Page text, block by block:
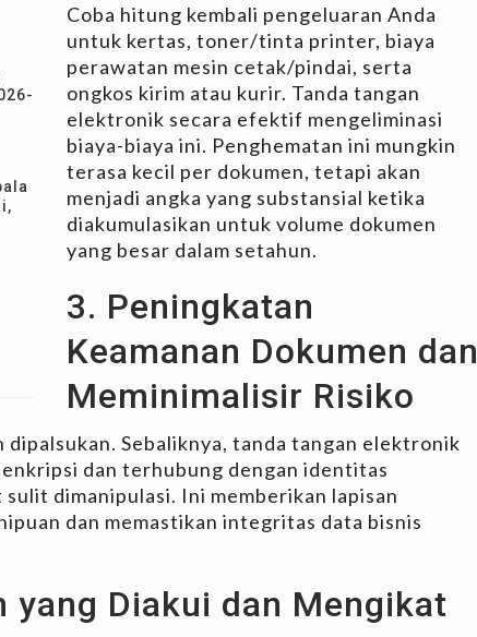
Coba hitung kembali pengeluaran Anda
untuk kertas, toner/tinta printer, biaya
perawatan mesin cetak/pindai, serta
ongkos kirim atau kurir. Tanda tangan
elektronik secara efektif mengeliminasi
biaya-biaya ini. Penghematan ini mungkin
terasa kecil per dokumen, tetapi akan
menjadi angka yang substansial ketika
diakumulasikan untuk volume dokumen
yang besar dalam setahun.
3. Peningkatan
Keamanan Dokumen dan
Meminimalisir Risiko
dipalsukan. Sebaliknya, tanda tangan elektronik
dan terhubung dengan identitas
dimanipulasi. Ini memberikan lapisan
dan memastikan integritas data bisnis
yang Diakui dan Mengikat